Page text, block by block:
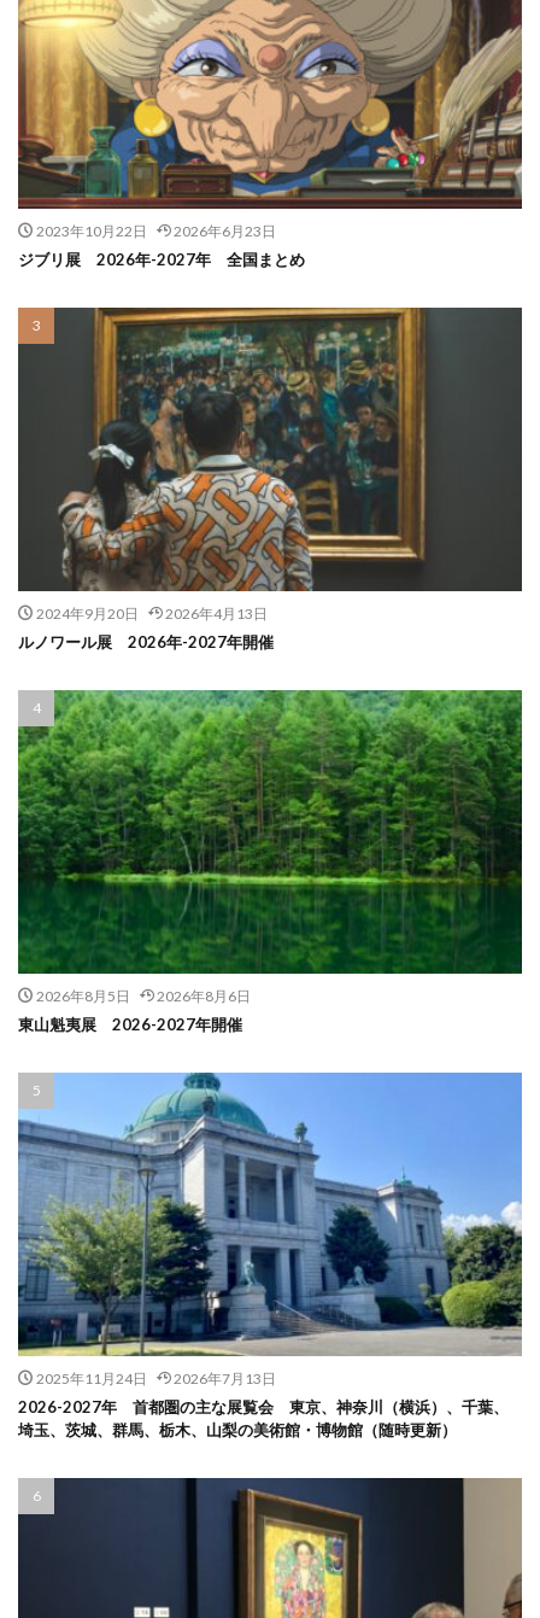
2023年10月22日 2026年6月23日
ジブリ展 2026年-2027年 全国まとめ
2024年9月20日 2026年4月13日
ルノワール展 2026年-2027年開催
2026年8月5日 2026年8月6日
東山魁夷展 2026-2027年開催
2025年11月24日 2026年7月13日
2026-2027年 首都圏の主な展覧会 東京、神奈川（横浜）、千葉、
埼玉、茨城、群馬、栃木、山梨の美術館・博物館（随時更新）